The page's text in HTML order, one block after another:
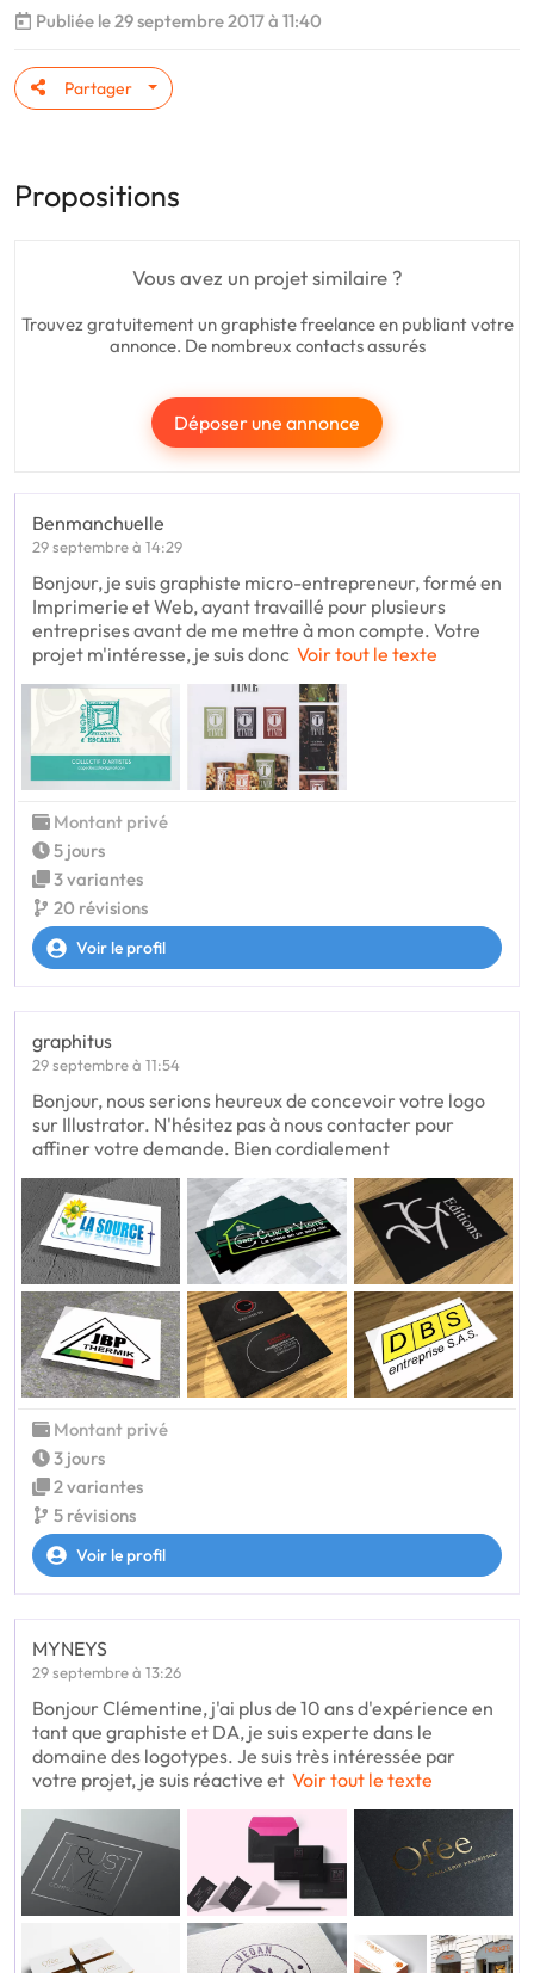
Publiée le 29 septembre 2017 à 11:40
Partager
Propositions
Vous avez un projet similaire ?
Trouvez gratuitement un graphiste freelance en publiant votre
annonce. De nombreux contacts assurés
Déposer une annonce
Benmanchuelle
29 septembre à 14:29
Bonjour, je suis graphiste micro-entrepreneur, formé en
Imprimerie et Web, ayant travaillé pour plusieurs
entreprises avant de me mettre à mon compte. Votre
projet m'intéresse, je suis donc Voir tout le texte
Montant privé
5 jours
3 variantes
20 révisions
Voir le profil
graphitus
29 septembre à 11:54
Bonjour, nous serions heureux de concevoir votre logo
sur Illustrator. N'hésitez pas à nous contacter pour
affiner votre demande. Bien cordialement
Montant privé
3 jours
2 variantes
5 révisions
Voir le profil
MYNEYS
29 septembre à 13:26
Bonjour Clémentine, j'ai plus de 10 ans d'expérience en
tant que graphiste et DA, je suis experte dans le
domaine des logotypes. Je suis très intéressée par
votre projet, je suis réactive et Voir tout le texte